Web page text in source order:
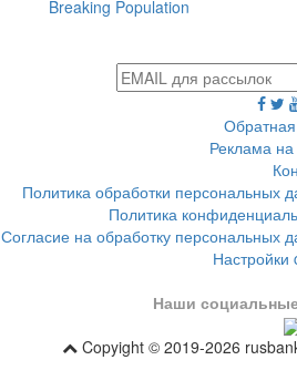
Breaking Population
Обратная
Реклама на
Политика обработки персональных
Политика
Согласие на обработку персональных
Настройки
Наши
Copyight © 2019-2026